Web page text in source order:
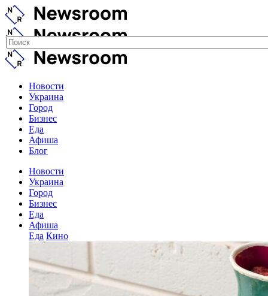
Новости
Украина
Город
Бизнес
Еда
Афиша
Блог
Новости
Украина
Город
Бизнес
Еда
Афиша
Еда Кино